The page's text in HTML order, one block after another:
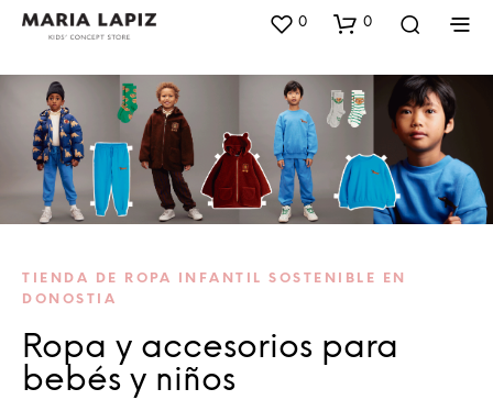
0 0
TIENDA DE ROPA INFANTIL SOSTENIBLE EN
DONOSTIA
Ropa y accesorios para
bebés y niños